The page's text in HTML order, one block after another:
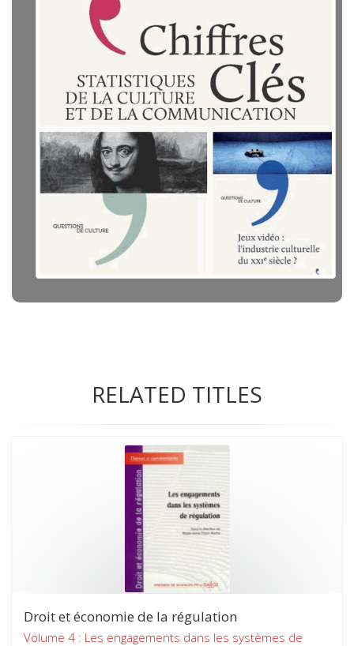
RELATED TITLES
Droit et économie de la régulation
Volume 4 : Les engagements dans les systèmes de